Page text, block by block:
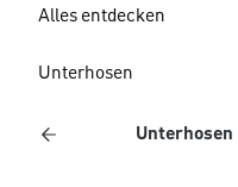
Alles entdecken
Unterhosen
Unterhosen